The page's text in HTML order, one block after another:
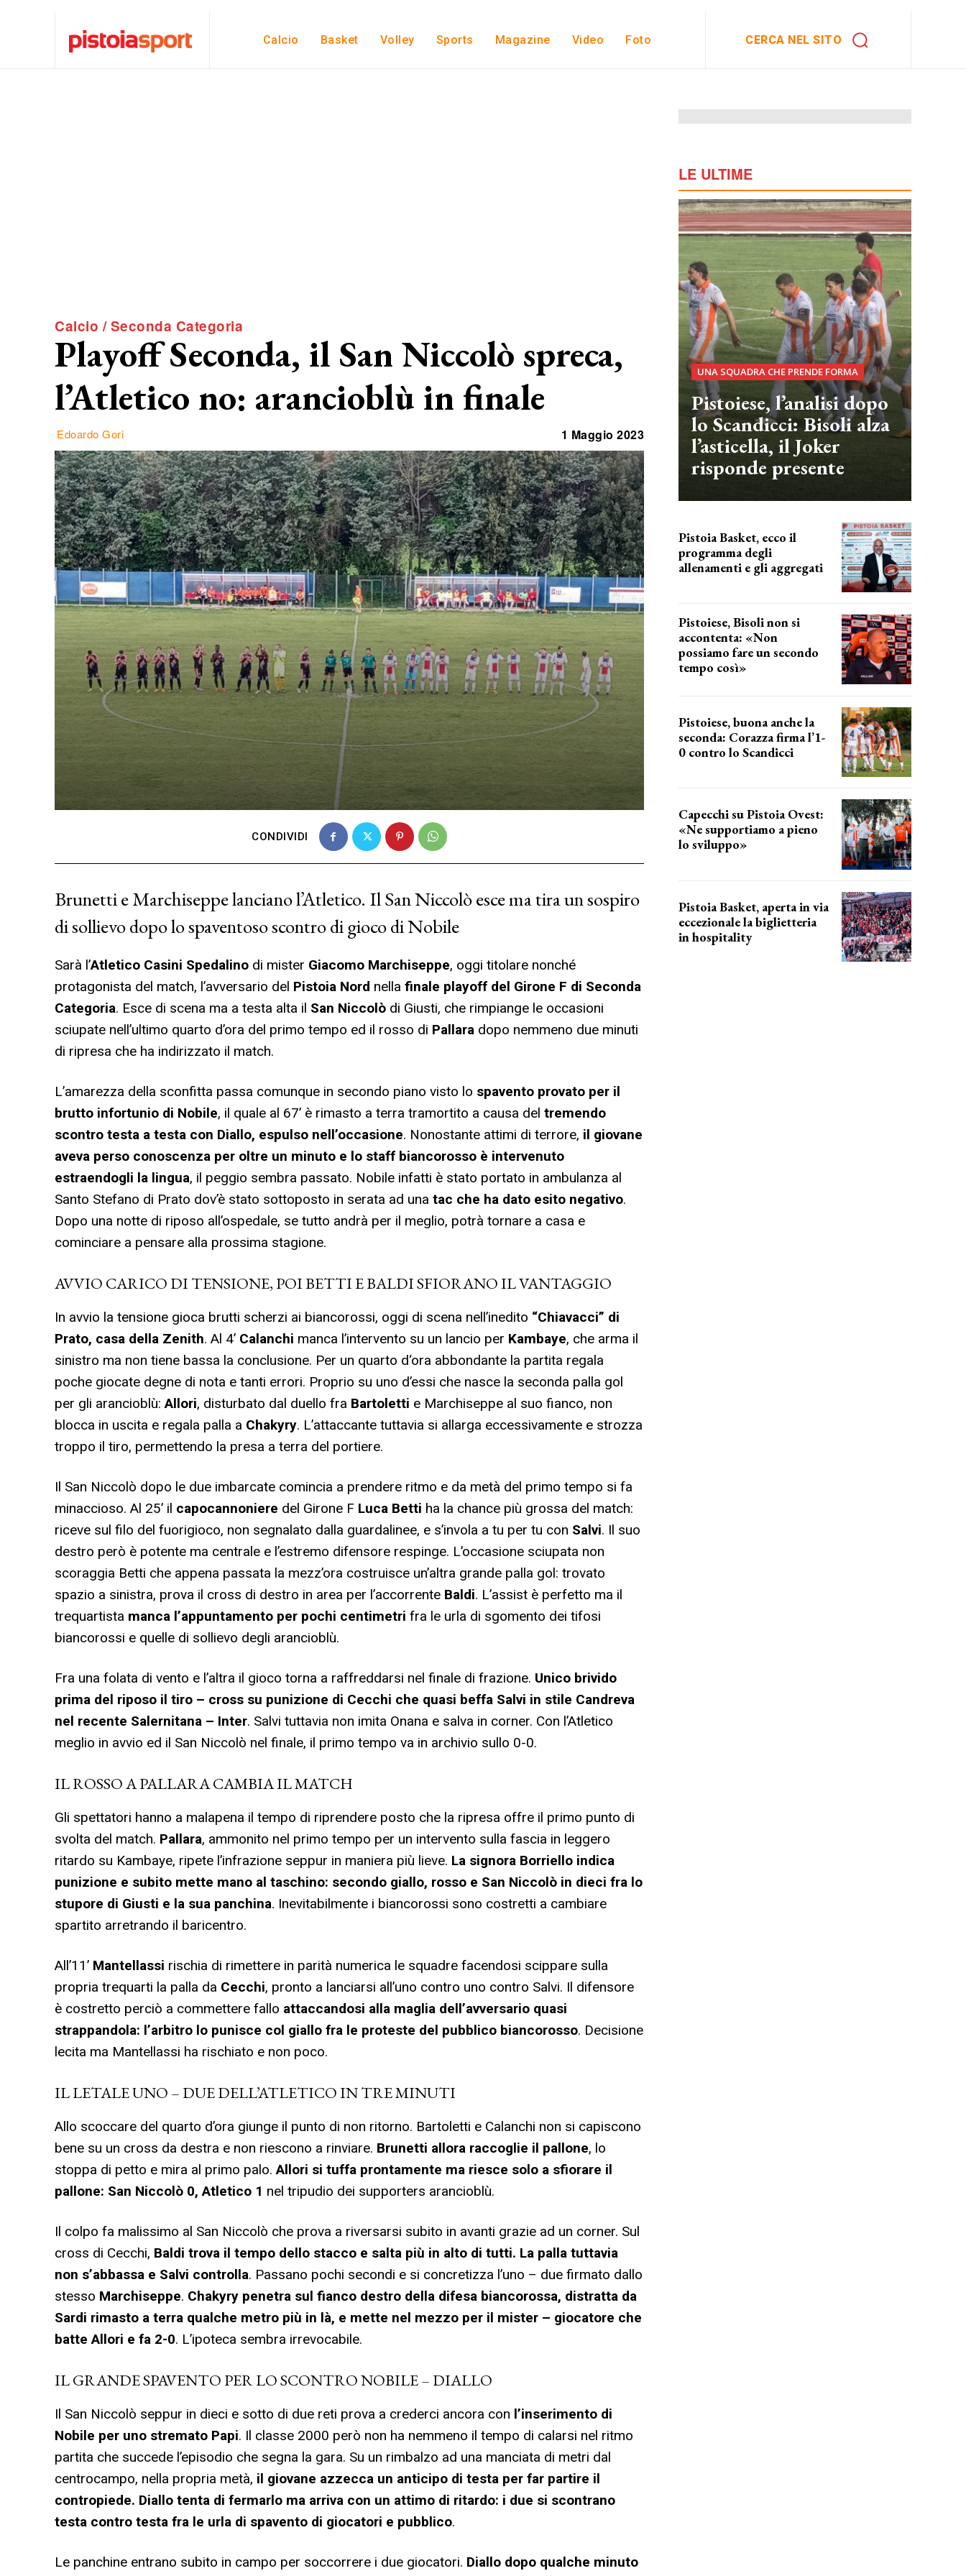
Calcio Basket Volley Sports Magazine Video Foto CERCA NEL SITO
Calcio / Seconda Categoria
Playoff Seconda, il San Niccolò spreca,
l’Atletico no: arancioblù in finale
Edoardo Gori 1 Maggio 2023
CONDIVIDI
Brunetti e Marchiseppe lanciano l’Atletico. Il San Niccolò esce ma tira un sospiro
di sollievo dopo lo spaventoso scontro di gioco di Nobile
Sarà l’Atletico Casini Spedalino di mister Giacomo Marchiseppe, oggi titolare nonché
protagonista del match, l’avversario del Pistoia Nord nella finale playoff del Girone F di Seconda
Categoria. Esce di scena ma a testa alta il San Niccolò di Giusti, che rimpiange le occasioni
sciupate nell’ultimo quarto d’ora del primo tempo ed il rosso di Pallara dopo nemmeno due minuti
di ripresa che ha indirizzato il match.
L’amarezza della sconfitta passa comunque in secondo piano visto lo spavento provato per il
brutto infortunio di Nobile, il quale al 67’ è rimasto a terra tramortito a causa del tremendo
scontro testa a testa con Diallo, espulso nell’occasione. Nonostante attimi di terrore, il giovane
aveva perso conoscenza per oltre un minuto e lo staff biancorosso è intervenuto
estraendogli la lingua, il peggio sembra passato. Nobile infatti è stato portato in ambulanza al
Santo Stefano di Prato dov’è stato sottoposto in serata ad una tac che ha dato esito negativo.
Dopo una notte di riposo all’ospedale, se tutto andrà per il meglio, potrà tornare a casa e
cominciare a pensare alla prossima stagione.
AVVIO CARICO DI TENSIONE, POI BETTI E BALDI SFIORANO IL VANTAGGIO
In avvio la tensione gioca brutti scherzi ai biancorossi, oggi di scena nell’inedito “Chiavacci” di
Prato, casa della Zenith. Al 4’ Calanchi manca l’intervento su un lancio per Kambaye, che arma il
sinistro ma non tiene bassa la conclusione. Per un quarto d‘ora abbondante la partita regala
poche giocate degne di nota e tanti errori. Proprio su uno d’essi che nasce la seconda palla gol
per gli arancioblù:Allori, disturbato dal duello fra Bartoletti e Marchiseppe al suo fianco, non
blocca in uscita e regala palla a Chakyry. L’attaccante tuttavia si allarga eccessivamente e strozza
troppo il tiro, permettendo la presa a terra del portiere.
Il San Niccolò dopo le due imbarcate comincia a prendere ritmo e da metà del primo tempo si fa
minaccioso. Al 25’ il capocannoniere del Girone F Luca Betti ha la chance più grossa del match:
riceve sul filo del fuorigioco, non segnalato dalla guardalinee, e s’invola a tu per tu con Salvi. Il suo
destro però è potente ma centrale e l’estremo difensore respinge. L’occasione sciupata non
scoraggia Betti che appena passata la mezz’ora costruisce un’altra grande palla gol: trovato
spazio a sinistra, prova il cross di destro in area per l’accorrente Baldi. L’assist è perfetto ma il
trequartista manca l’appuntamento per pochi centimetri fra le urla di sgomento dei tifosi
biancorossi e quelle di sollievo degli arancioblù.
Fra una folata di vento e l’altra il gioco torna a raffreddarsi nel finale di frazione. Unico brivido
prima del riposo il tiro – cross su punizione di Cecchi che quasi beffa Salvi in stile Candreva
nel recente Salernitana – Inter. Salvi tuttavia non imita Onana e salva in corner. Con l’Atletico
meglio in avvio ed il San Niccolò nel finale, il primo tempo va in archivio sullo 0-0.
IL ROSSO A PALLARA CAMBIA IL MATCH
Gli spettatori hanno a malapena il tempo di riprendere posto che la ripresa offre il primo punto di
svolta del match. Pallara, ammonito nel primo tempo per un intervento sulla fascia in leggero
ritardo su Kambaye, ripete l’infrazione seppur in maniera più lieve. La signora Borriello indica
punizione e subito mette mano al taschino: secondo giallo, rosso e San Niccolò in dieci fra lo
stupore di Giusti e la sua panchina. Inevitabilmente i biancorossi sono costretti a cambiare
spartito arretrando il baricentro.
All’11’ Mantellassi rischia di rimettere in parità numerica le squadre facendosi scippare sulla
propria trequarti la palla da Cecchi, pronto a lanciarsi all’uno contro uno contro Salvi. Il difensore
è costretto perciò a commettere fallo attaccandosi alla maglia dell’avversario quasi
strappandola: l’arbitro lo punisce col giallo fra le proteste del pubblico biancorosso. Decisione
lecita ma Mantellassi ha rischiato e non poco.
IL LETALE UNO – DUE DELL’ATLETICO IN TRE MINUTI
Allo scoccare del quarto d’ora giunge il punto di non ritorno. Bartoletti e Calanchi non si capiscono
bene su un cross da destra e non riescono a rinviare. Brunetti allora raccoglie il pallone, lo
stoppa di petto e mira al primo palo.Allori si tuffa prontamente ma riesce solo a sfiorare il
pallone: San Niccolò 0, Atletico 1 nel tripudio dei supporters arancioblù.
Il colpo fa malissimo al San Niccolò che prova a riversarsi subito in avanti grazie ad un corner. Sul
cross di Cecchi, Baldi trova il tempo dello stacco e salta più in alto di tutti. La palla tuttavia
non s’abbassa e Salvi controlla. Passano pochi secondi e si concretizza l’uno – due firmato dallo
stesso Marchiseppe. Chakyry penetra sul fianco destro della difesa biancorossa, distratta da
Sardi rimasto a terra qualche metro più in là, e mette nel mezzo per il mister – giocatore che
batte Allori e fa 2-0. L’ipoteca sembra irrevocabile.
IL GRANDE SPAVENTO PER LO SCONTRO NOBILE – DIALLO
Il San Niccolò seppur in dieci e sotto di due reti prova a crederci ancora con l’inserimento di
Nobile per uno stremato Papi. Il classe 2000 però non ha nemmeno il tempo di calarsi nel ritmo
partita che succede l’episodio che segna la gara. Su un rimbalzo ad una manciata di metri dal
centrocampo, nella propria metà, il giovane azzecca un anticipo di testa per far partire il
contropiede. Diallo tenta di fermarlo ma arriva con un attimo di ritardo: i due si scontrano
testa contro testa fra le urla di spavento di giocatori e pubblico.
Le panchine entrano subito in campo per soccorrere i due giocatori. Diallo dopo qualche minuto
LE ULTIME
UNA SQUADRA CHE PRENDE FORMA
Pistoiese, l’analisi dopo
lo Scandicci: Bisoli alza
l’asticella, il Joker
risponde presente
Pistoia Basket, ecco il
programma degli
allenamenti e gli aggregati
Pistoiese, Bisoli non si
accontenta: «Non
possiamo fare un secondo
tempo così»
Pistoiese, buona anche la
seconda: Corazza firma l’1-
0 contro lo Scandicci
Capecchi su Pistoia Ovest:
«Ne supportiamo a pieno
lo sviluppo»
Pistoia Basket, aperta in via
eccezionale la biglietteria
in hospitality